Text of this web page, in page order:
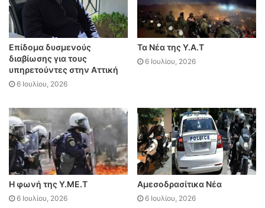
Επίδομα δυσμενούς
διαβίωσης για τους
υπηρετούντες στην Αττική
6 Ιουλίου, 2026
Τα Νέα της Υ.Α.Τ
6 Ιουλίου, 2026
Η φωνή της Υ.ΜΕ.Τ
6 Ιουλίου, 2026
Αμεσοδρασίτικα Νέα
6 Ιουλίου, 2026